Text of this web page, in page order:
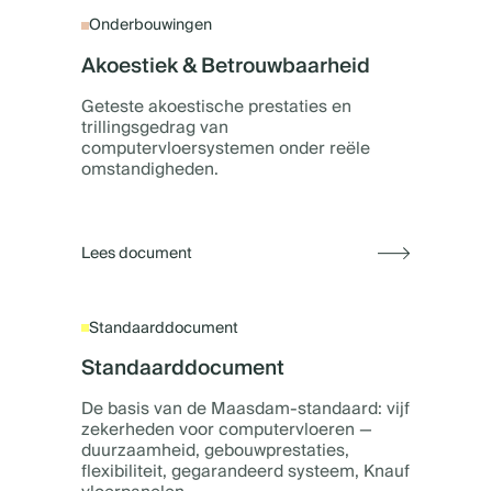
Onderbouwingen
Akoestiek & Betrouwbaarheid
Geteste akoestische prestaties en
trillingsgedrag van
computervloersystemen onder reële
omstandigheden.
Lees document
Standaarddocument
Standaarddocument
De basis van de Maasdam-standaard: vijf
zekerheden voor computervloeren —
duurzaamheid, gebouwprestaties,
flexibiliteit, gegarandeerd systeem, Knauf